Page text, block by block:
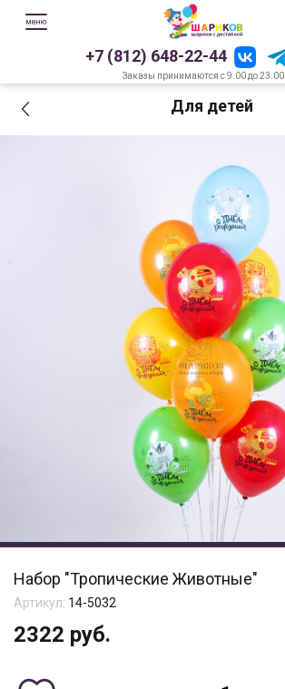
+7 (812) 648-22-44
Заказы принимаются с 9.00 до 23.00
Для детей
Набор "Тропические Животные"
Артикул: 14-5032
2322 руб.